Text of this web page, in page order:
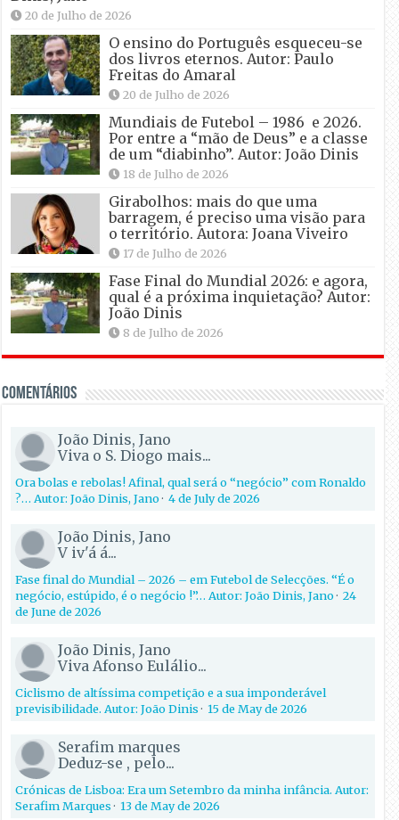
20 de Julho de 2026
O ensino do Português esqueceu-se
dos livros eternos. Autor: Paulo
Freitas do Amaral
20 de Julho de 2026
Mundiais de Futebol – 1986 e 2026.
Por entre a “mão de Deus” e a classe
de um “diabinho”. Autor: João Dinis
18 de Julho de 2026
Girabolhos: mais do que uma
barragem, é preciso uma visão para
o território. Autora: Joana Viveiro
17 de Julho de 2026
Fase Final do Mundial 2026: e agora,
qual é a próxima inquietação? Autor:
João Dinis
8 de Julho de 2026
Comentários
João Dinis, Jano
Viva o S. Diogo mais...
Ora bolas e rebolas! Afinal, qual será o “negócio” com Ronaldo
?… Autor: João Dinis, Jano·4 de July de 2026
João Dinis, Jano
V iv'á á...
Fase final do Mundial – 2026 – em Futebol de Selecções. “É o
negócio, estúpido, é o negócio !”… Autor: João Dinis, Jano·24
de June de 2026
João Dinis, Jano
Viva Afonso Eulálio...
Ciclismo de altíssima competição e a sua imponderável
previsibilidade. Autor: João Dinis·15 de May de 2026
Serafim marques
Deduz-se , pelo...
Crónicas de Lisboa: Era um Setembro da minha infância. Autor:
Serafim Marques·13 de May de 2026